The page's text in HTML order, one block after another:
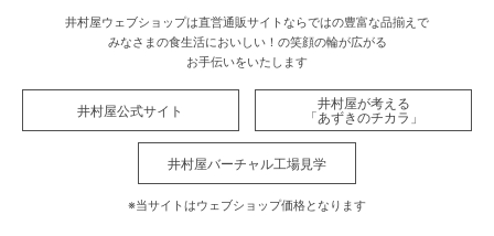
井村屋ウェブショップは直営通販サイトならではの豊富な品揃えで
みなさまの食生活においしい！の笑顔の輪が広がる
お手伝いをいたします
井村屋公式サイト
井村屋が考える
「あずきのチカラ」
井村屋バーチャル工場見学
※当サイトはウェブショップ価格となります